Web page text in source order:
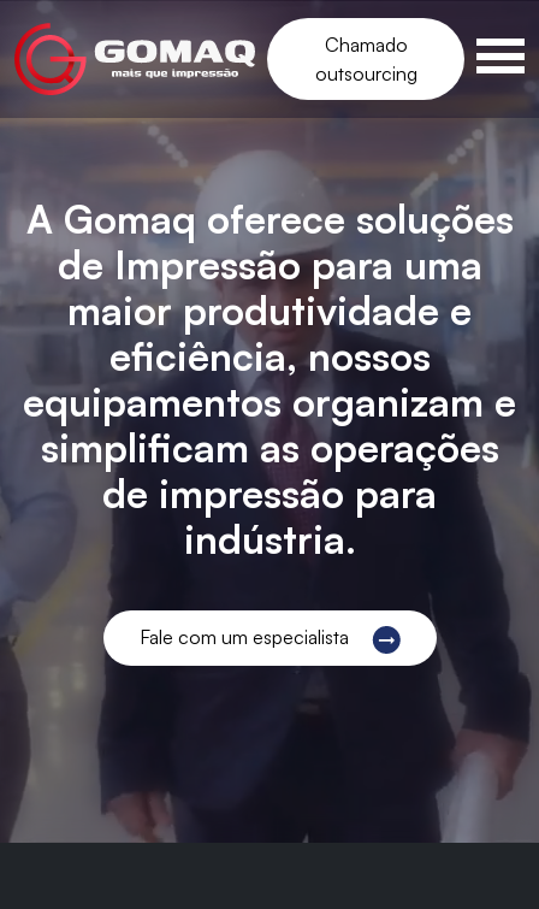
Chamado
outsourcing
A Gomaq oferece soluções
de Impressão para uma
maior produtividade e
eficiência, nossos
equipamentos organizam e
simplificam as operações
de impressão para
indústria.
Fale com um especialista